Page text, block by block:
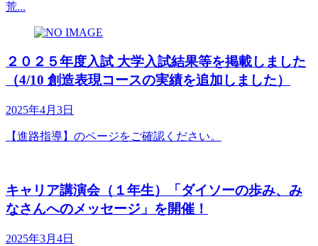
荒...
２０２５年度入試 大学入試結果等を掲載しました
（4/10 創造表現コースの実績を追加しました）
2025年4月3日
【進路指導】のページをご確認ください。
キャリア講演会（１年生）「ダイソーの歩み、み
なさんへのメッセージ」を開催！
2025年3月4日